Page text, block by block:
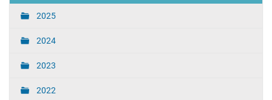
2025
2024
2023
2022